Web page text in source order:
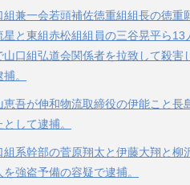
組兼一会若頭補佐徳重組組長の徳重
星と東組赤松組組員の三谷晃平ら13
山口組弘道会関係者を拉致して殺害
。
恵吾が伸和物流取締役の伊能こと長
として逮捕。
組系幹部の菅原翔太と伊藤大翔と柳
を強盗予備の容疑で逮捕。